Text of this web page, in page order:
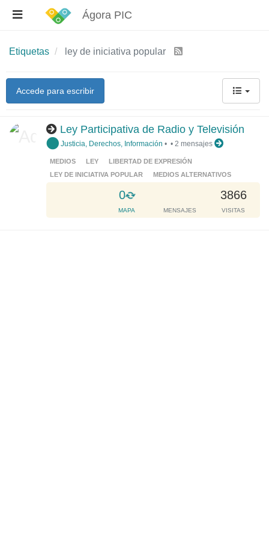
Ágora PIC
Etiquetas ley de iniciativa popular
Accede para escribir
Ley Participativa de Radio y Televisión
Justicia, Derechos, Información •
MEDIOS LEY
LIBERTAD DE EXPRESIÓN
LEY DE INICIATIVA POPULAR
MEDIOS ALTERNATIVOS
0
L
o
a
MAPA MENSAJES
3866
VISITAS
• 2 mensajes